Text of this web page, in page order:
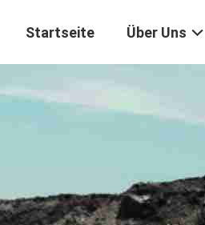
Startseite Über Uns